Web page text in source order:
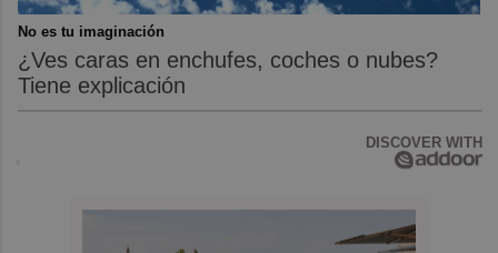
No es tu imaginación
¿Ves caras en enchufes, coches o nubes?
Tiene explicación
DISCOVER WITH